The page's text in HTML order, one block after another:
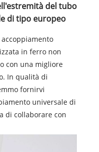
del tubo
di tipo europeo
in ferro non
con una migliore
In qualità di
fornirvi
universale di
di collaborare con